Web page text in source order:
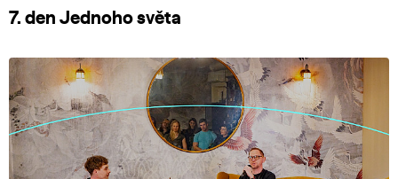
7. den Jednoho světa